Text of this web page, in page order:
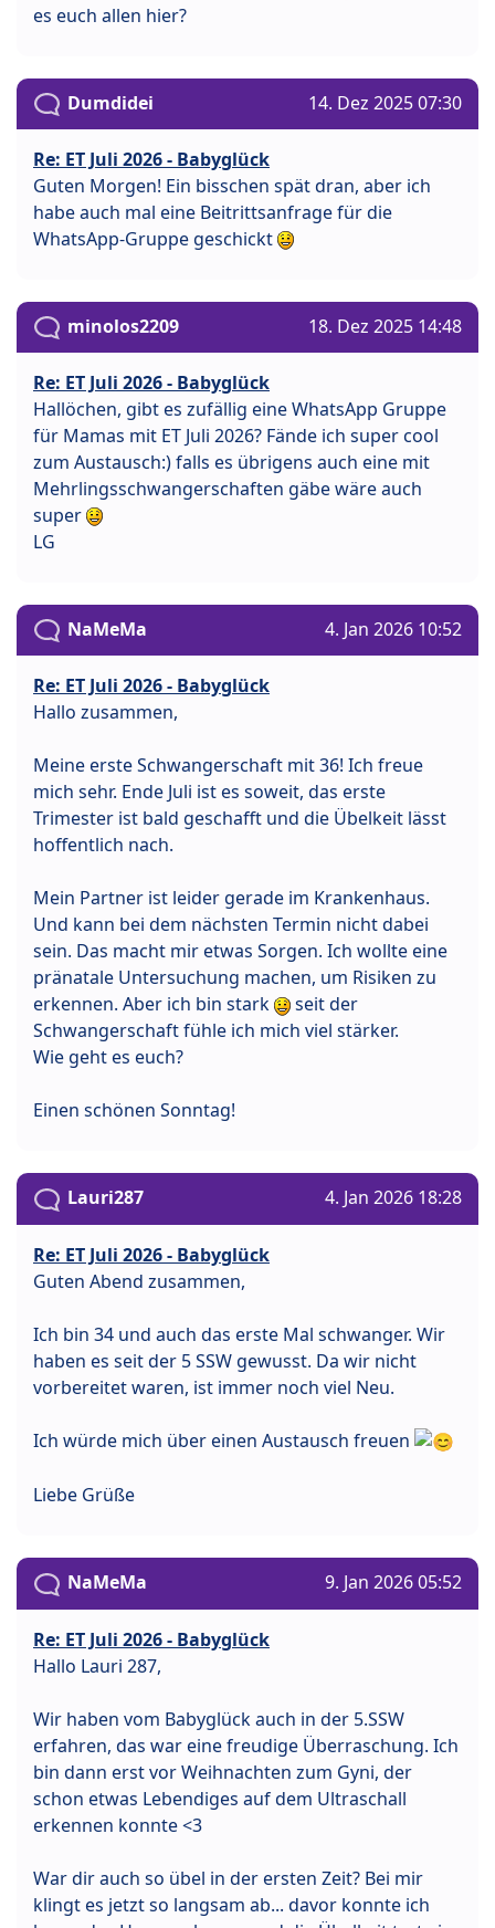
es euch allen hier?
Dumdidei 14. Dez 2025 07:30
Re: ET Juli 2026 - Babyglück
Guten Morgen! Ein bisschen spät dran, aber ich
habe auch mal eine Beitrittsanfrage für die
WhatsApp-Gruppe geschickt
minolos2209 18. Dez 2025 14:48
Re: ET Juli 2026 - Babyglück
Hallöchen, gibt es zufällig eine WhatsApp Gruppe
für Mamas mit ET Juli 2026? Fände ich super cool
zum Austausch:) falls es übrigens auch eine mit
Mehrlingsschwangerschaften gäbe wäre auch
super
LG
NaMeMa 4. Jan 2026 10:52
Re: ET Juli 2026 - Babyglück
Hallo zusammen,
Meine erste Schwangerschaft mit 36! Ich freue
mich sehr. Ende Juli ist es soweit, das erste
Trimester ist bald geschafft und die Übelkeit lässt
hoffentlich nach.
Mein Partner ist leider gerade im Krankenhaus.
Und kann bei dem nächsten Termin nicht dabei
sein. Das macht mir etwas Sorgen. Ich wollte eine
pränatale Untersuchung machen, um Risiken zu
erkennen. Aber ich bin stark
seit der
Schwangerschaft fühle ich mich viel stärker.
Wie geht es euch?
Einen schönen Sonntag!
Lauri287 4. Jan 2026 18:28
Re: ET Juli 2026 - Babyglück
Guten Abend zusammen,
Ich bin 34 und auch das erste Mal schwanger. Wir
haben es seit der 5 SSW gewusst. Da wir nicht
vorbereitet waren, ist immer noch viel Neu.
Ich würde mich über einen Austausch freuen
Liebe Grüße
NaMeMa 9. Jan 2026 05:52
Re: ET Juli 2026 - Babyglück
Hallo Lauri 287,
Wir haben vom Babyglück auch in der 5.SSW
erfahren, das war eine freudige Überraschung. Ich
bin dann erst vor Weihnachten zum Gyni, der
schon etwas Lebendiges auf dem Ultraschall
erkennen konnte <3
War dir auch so übel in der ersten Zeit? Bei mir
klingt es jetzt so langsam ab... davor konnte ich